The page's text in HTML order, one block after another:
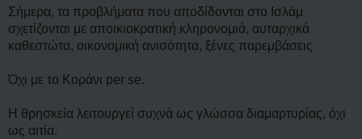
Σήμερα, τα προβλήματα που αποδίδονται στο Ισλάμ
σχετίζονται με αποικιοκρατική κληρονομιά, αυταρχικά
καθεστώτα, οικονομική ανισότητα, ξένες παρεμβάσεις
Όχι με το Κοράνι per se.
Η θρησκεία λειτουργεί συχνά ως γλώσσα διαμαρτυρίας, όχι
ως αιτία.